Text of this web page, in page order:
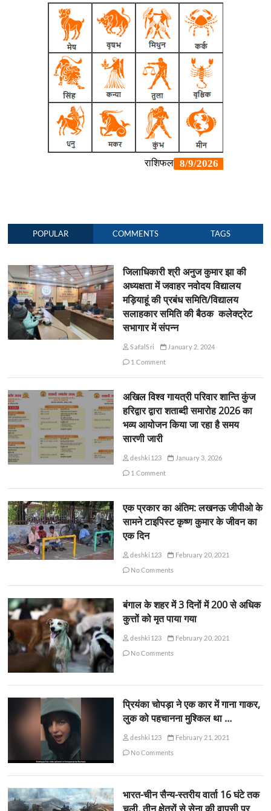
POPULAR COMMENTS TAGS
जिलाधिकारी श्री अनुज कुमार झा की
अध्यक्षता में जवाहर नवोदय विद्यालय
मड़ियाहूं की प्रबंध समिति/विद्यालय
सलाहकार समिति की बैठक कलेक्ट्रेट
सभागार में संपन्न
SafalSri
January 2, 2024
1 Comment
अखिल विश्व गायत्री परिवार शान्ति कुंज
हरिद्वार द्वारा शताब्दी समारोह 2026 का
भव्य आयोजन किया जा रहा है समय
सारणी जारी
deshki123
January 3, 2026
1 Comment
एक प्रकार का अंतिम: लखनऊ जीपीओ के
सामने टाइपिस्ट कृष्ण कुमार के जीवन का
एक दिन
deshki123
February 20, 2021
No Comments
बंगाल के शहर में 3 दिनों में 200 से अधिक
कुत्तों को मृत पाया गया
deshki123
February 20, 2021
No Comments
प्रियंका चोपड़ा ने एक कार में गाना गाकर,
लुक को पहचानना मुश्किल था …
deshki123
February 21, 2021
No Comments
भारत-चीन सैन्य-स्तरीय वार्ता 16 घंटे तक